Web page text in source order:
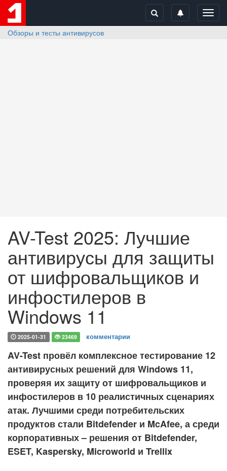
Обзоры и тесты антивирусов
AV-Test 2025: Лучшие
антивирусы для защиты
от шифровальщиков и
инфостилеров в
Windows 11
2025-01-31 23469 комментарии
AV-Test провёл комплексное тестирование 12
антивирусных решений для Windows 11,
проверяя их защиту от шифровальщиков и
инфостилеров в 10 реалистичных сценариях
атак. Лучшими среди потребительских
продуктов стали Bitdefender и McAfee, а среди
корпоративных – решения от Bitdefender,
ESET, Kaspersky, Microworld и Trellix